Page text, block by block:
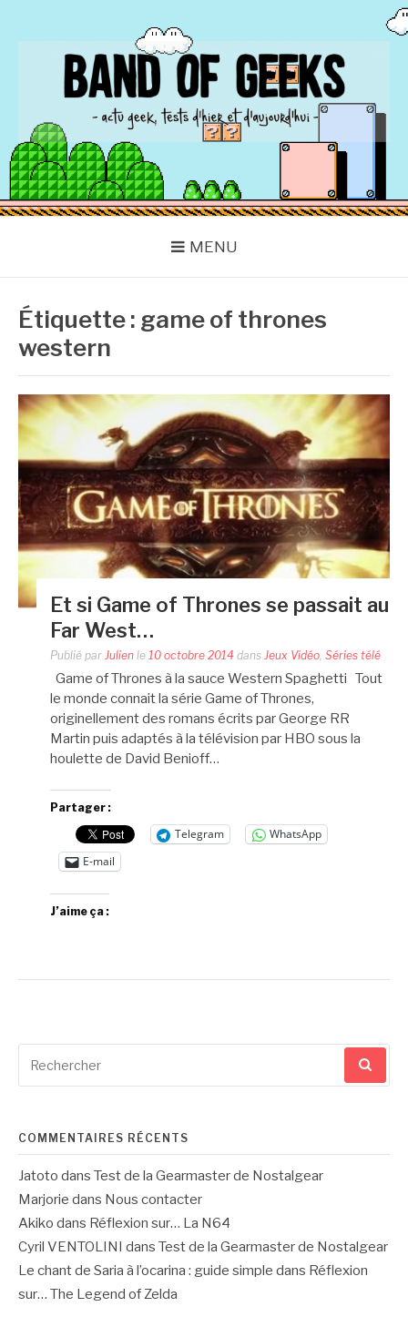
BAND OF GEEKS
Actu Geek d'hier et d'aujourd'hui
MENU
Étiquette : game of thrones
western
Et si Game of Thrones se passait au
Far West…
Publié par Julien le 10 octobre 2014 dans Jeux Vidéo, Séries télé
Game of Thrones à la sauce Western Spaghetti Tout
le monde connait la série Game of Thrones,
originellement des romans écrits par George RR
Martin puis adaptés à la télévision par HBO sous la
houlette de David Benioff…
Partager :
Telegram
WhatsApp
E-mail
J’aime ça :
pour
COMMENTAIRES RÉCENTS
Jatoto dans Test de la Gearmaster de Nostalgear
Marjorie dans Nous contacter
Akiko dans Réflexion sur… La N64
Cyril VENTOLINI dans Test de la Gearmaster de Nostalgear
Le chant de Saria à l’ocarina : guide simple dans Réflexion
sur… The Legend of Zelda